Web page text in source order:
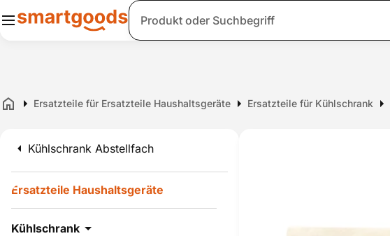
Suche
Home Ersatzteile für Ersatzteile Haushaltsgeräte Ersatzteile für Kühlschrank
Kühlschrank Abstellfach
Ersatzteile Haushaltsgeräte
Kühlschrank